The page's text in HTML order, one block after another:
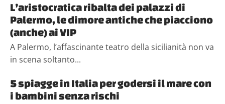
L’aristocratica ribalta dei palazzi di
Palermo, le dimore antiche che piacciono
(anche) ai VIP
A Palermo, l’affascinante teatro della sicilianità non va
in scena soltanto...
5 spiagge in Italia per godersi il mare con
i bambini senza rischi